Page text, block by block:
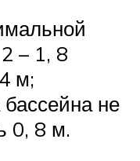
– 1, 8
м;
не
0, 8 м.